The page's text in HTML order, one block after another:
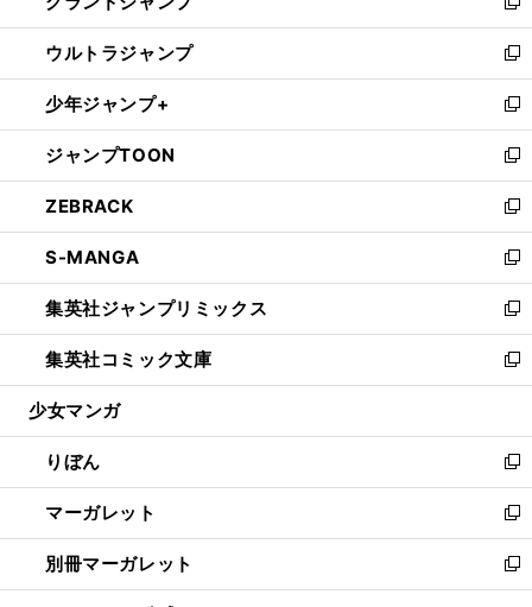
開
く
ウ
で
開
く
ィ
ン
ド
ウ
で
開
く
い
ウ
ィ
ン
ド
ウ
で
開
く
新
し
い
ウ
ィ
ン
ド
ウ
で
開
く
ウルトラジャンプ
新
し
い
ウ
ィ
ン
ド
ウ
で
開
く
少年ジャンプ+
新
し
い
ウ
ィ
ン
ド
ウ
で
開
く
ジャンプTOON
新
し
い
ウ
ィ
ン
ド
ウ
で
開
ZEBRACK
新
し
い
ウ
ィ
ン
ド
ウ
開
く
S-MANGA
新
し
い
ウ
ィ
ン
ウ
で
開
く
集英社ジャンプリミックス
新
し
い
ウ
ン
ド
ウ
で
開
く
集英社コミック文庫
新
し
ウ
ィ
ン
ド
ウ
で
開
少女マンガ
りぼん
新
し
い
ウ
ィ
ン
マーガレット
新
し
い
ウ
別冊マーガレット
新
し